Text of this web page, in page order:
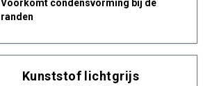
Voorkomt condensvorming bij de
randen
Kunststof lichtgrijs